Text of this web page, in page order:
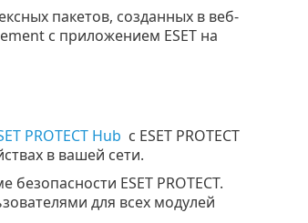
пакетов, созданных в веб-
с приложением ESET на
PROTECT Hub с ESET PROTECT
в вашей сети.
ESET PROTECT.
для всех модулей